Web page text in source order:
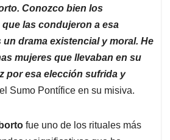
Conozco bien los
las condujeron a esa
drama existencial y moral. He
mujeres que llevaban en su
por esa elección sufrida y
Sumo Pontífice en su misiva.
fue uno de los rituales más